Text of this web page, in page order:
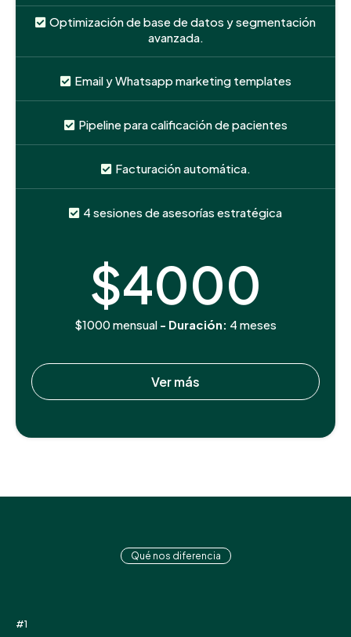
Optimización de base de datos y segmentación
avanzada.
Email y Whatsapp marketing templates
Pipeline para calificación de pacientes
Facturación automática.
4 sesiones de asesorías estratégica
$4000
$1000 mensual - Duración: 4 meses
Ver más
Qué nos diferencia
#1